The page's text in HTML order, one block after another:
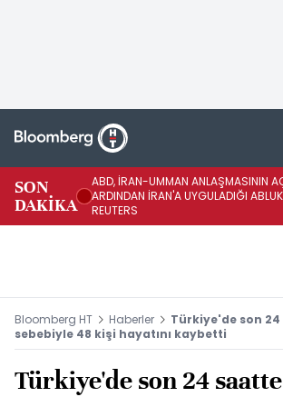
SON
DAKİKA
ABD, İRAN-UMMAN ANLAŞMASININ
ARDINDAN İRAN'A UYGULADIĞI
REUTERS
Bloomberg HT Haberler
Türkiye'de son
sebebiyle 48 kişi hayatını kaybetti
Türkiye'de son 24